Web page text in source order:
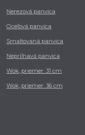
Nerezová panvica
Oceľová panvica
Smaltovaná panvica
Nepriľnavá panvica
Wok, priemer: 31 cm
Wok, priemer: 36 cm